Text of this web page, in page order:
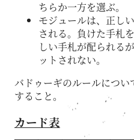
ちらか一方を選ぶ。
モジュールは、正し
される。負けた手札
しい手札が配られる
ットされない。
バドゥーギのルールにつ
すること。
カード表